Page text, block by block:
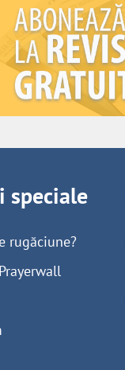
speciale
rugăciune?